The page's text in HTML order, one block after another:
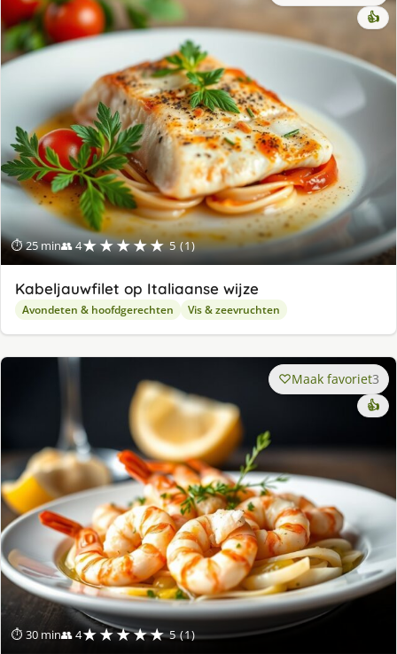
⏱ 25 min👥 4★★★★★ 5 (1)
👍
Kabeljauwfilet op Italiaanse wijze
Avondeten & hoofdgerechten Vis & zeevruchten
⏱ 30 min👥 4★★★★★ 5 (1)
Maak favoriet3
👍